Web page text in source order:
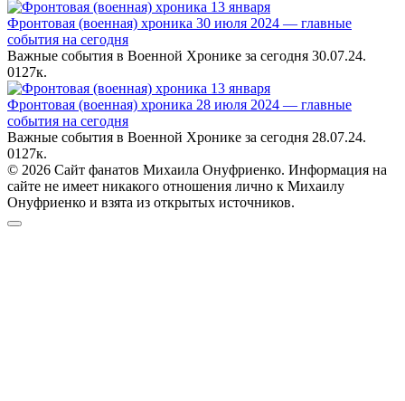
Фронтовая (военная) хроника 30 июля 2024 — главные
события на сегодня
Важные события в Военной Хронике за сегодня 30.07.24.
0127к.
Фронтовая (военная) хроника 28 июля 2024 — главные
события на сегодня
Важные события в Военной Хронике за сегодня 28.07.24.
0127к.
© 2026 Сайт фанатов Михаила Онуфриенко. Информация на
сайте не имеет никакого отношения лично к Михаилу
Онуфриенко и взята из открытых источников.